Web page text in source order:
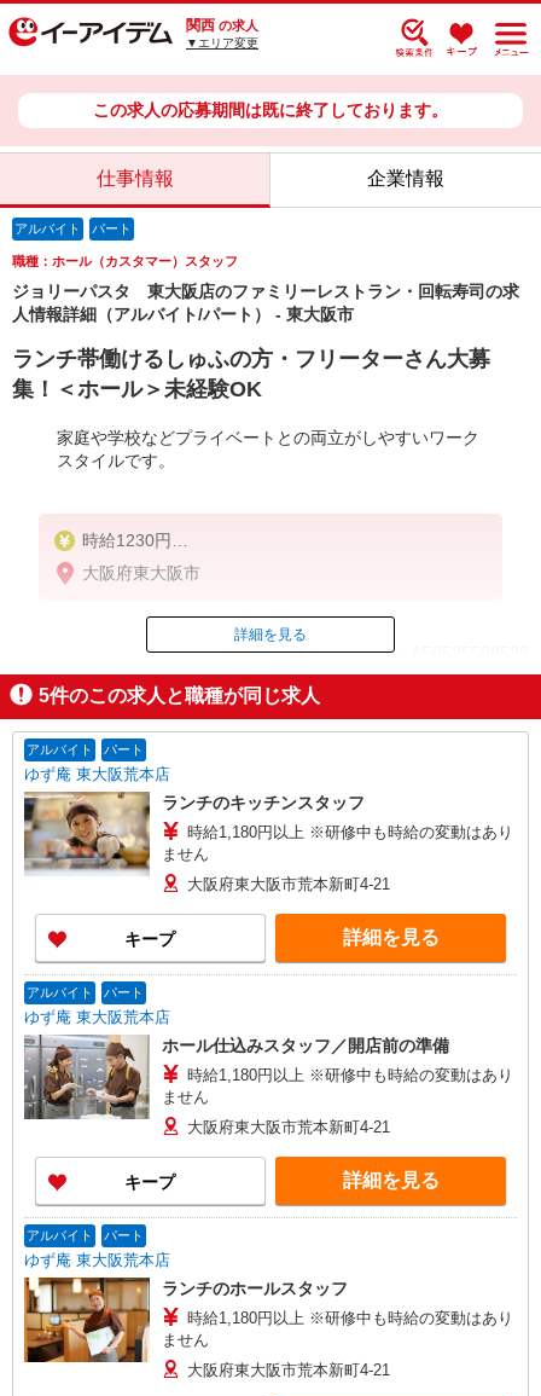
関西 の求人
▼エリア変更
この求人の応募期間は既に終了しております。
仕事情報 企業情報
アルバイト パート
職種：ホール（カスタマー）スタッフ
ジョリーパスタ 東大阪店のファミリーレストラン・回転寿司の求
人情報詳細（アルバイト/パート） - 東大阪市
ランチ帯働けるしゅふの方・フリーターさん大募
集！＜ホール＞未経験OK
家庭や学校などプライベートとの両立がしやすいワーク
スタイルです。
時給1230円
※22:00以降は時給1538円
※高校生時給1190円
■土日・祝手当
土日・祝は時給＋50円
大阪府東大阪市
ID：AE0525509528
掲載期間終了
詳細を見る
5件のこの求人と職種が同じ求人
アルバイト パート
ゆず庵 東大阪荒本店
ランチのキッチンスタッフ
時給1,180円以上 ※研修中も時給の変動はあり
ません
大阪府東大阪市荒本新町4-21
キープ 詳細を見る
アルバイト パート
ゆず庵 東大阪荒本店
ホール仕込みスタッフ／開店前の準備
時給1,180円以上 ※研修中も時給の変動はあり
ません
大阪府東大阪市荒本新町4-21
キープ 詳細を見る
アルバイト パート
ゆず庵 東大阪荒本店
ランチのホールスタッフ
時給1,180円以上 ※研修中も時給の変動はあり
ません
大阪府東大阪市荒本新町4-21